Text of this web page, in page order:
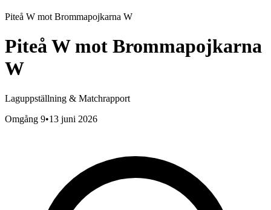
Piteå W mot Brommapojkarna W
Piteå Wmot Brommapojkarna
W
Laguppställning & Matchrapport
Omgång 9•13 juni 2026